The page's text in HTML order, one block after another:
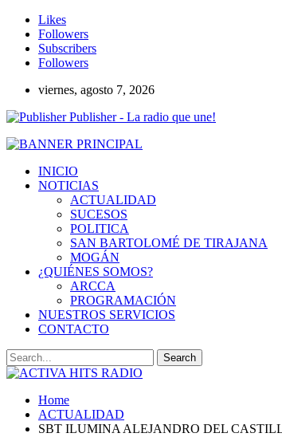
Likes
Followers
Subscribers
Followers
viernes, agosto 7, 2026
Publisher - La radio que une!
INICIO
NOTICIAS
ACTUALIDAD
SUCESOS
POLITICA
SAN BARTOLOMÉ DE TIRAJANA
MOGÁN
¿QUIÉNES SOMOS?
ARCCA
PROGRAMACIÓN
NUESTROS SERVICIOS
CONTACTO
Home
ACTUALIDAD
SBT ILUMINA ALEJANDRO DEL